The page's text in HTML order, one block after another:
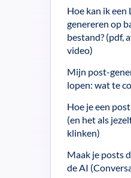
Hoe kan ik
genereren op
bestand? (pdf,
video)
Mijn post-
lopen: wat te
Hoe je een
(en het als
klinken)
Maak je posts
de AI